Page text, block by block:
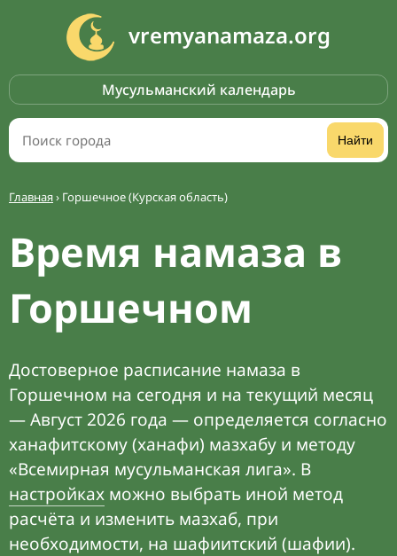
vremyanamaza.org
Мусульманский календарь
Найти
Главная› Горшечное (Курская область)
Время намаза в
Горшечном
Достоверное расписание намаза в
Горшечном на сегодня и на текущий месяц
— Август 2026 года — определяется согласно
ханафитскому (ханафи) мазхабу и методу
«Всемирная мусульманская лига». В
настройках можно выбрать иной метод
расчёта и изменить мазхаб, при
необходимости, на шафиитский (шафии).